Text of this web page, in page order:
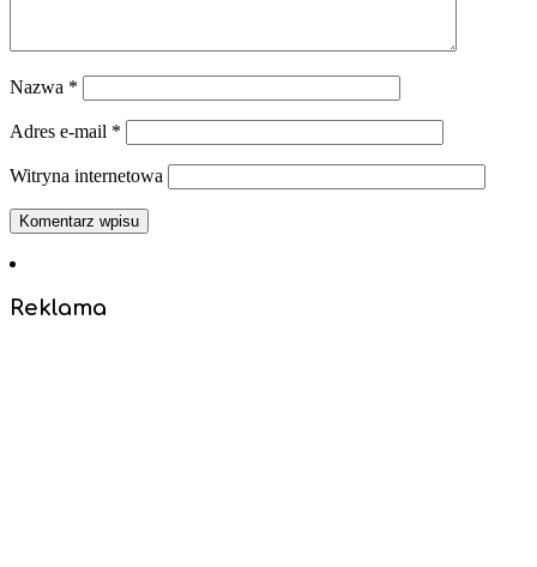
Nazwa *
Adres e-mail *
Witryna internetowa
Reklama